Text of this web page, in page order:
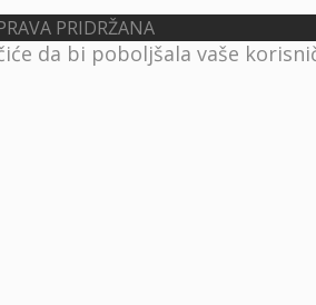
PRIDRŽANA
da bi poboljšala vaše